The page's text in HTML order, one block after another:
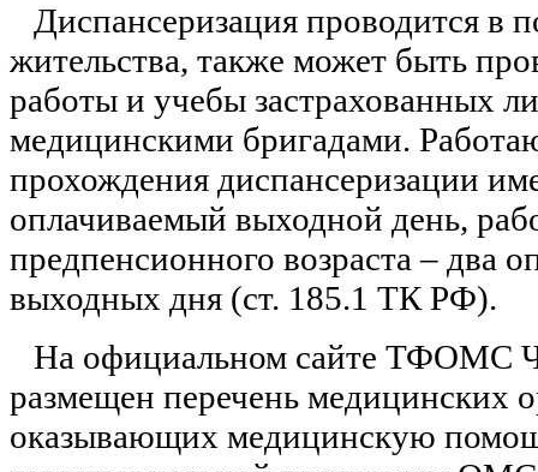
Диспансеризация проводится в
жительства, также может быть
работы и учебы застрахованных
медицинскими бригадами.
прохождения диспансеризации
оплачиваемый выходной день,
предпенсионного возраста – два
выходных дня (ст. 185.1 ТК РФ).
На официальном сайте ТФОМС
размещен перечень медицинских
оказывающих медицинскую